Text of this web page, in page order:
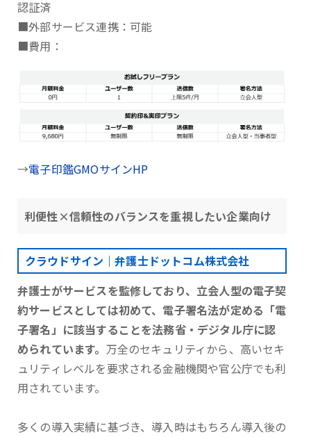
認証済
■外部サービス連携：可能
■費用：
→電子印鑑GMOサインHP
利便性×信頼性のバランスを重視したい企業向け
クラウドサイン｜弁護士ドットコム株式会社
弁護士がサービスを監修しており、立会人型の電子契
約サービスとしては初めて、電子署名法が定める「電
子署名」に該当することを法務省・デジタル庁に認
められています。 万全のセキュリティから、高いセキ
ュリティレベルを要求される金融機関や官公庁でも利
用されています。
多くの導入実績に基づき、導入時はもちろん導入後の